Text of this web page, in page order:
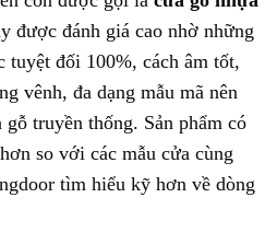
được đánh giá cao nhờ những
tuyệt đối 100%, cách âm tốt,
vênh, đa dạng mẫu mã nên
truyền thống. Sản phẩm có
so với các mẫu cửa cùng
tìm hiểu kỹ hơn về dòng